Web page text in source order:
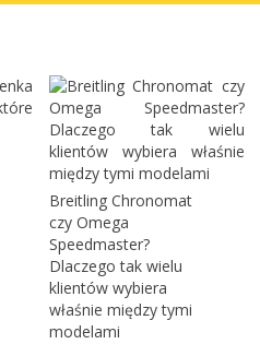
Breitling Chronomat
czy Omega
Speedmaster?
Dlaczego tak wielu
klientów wybiera
właśnie między tymi
modelami